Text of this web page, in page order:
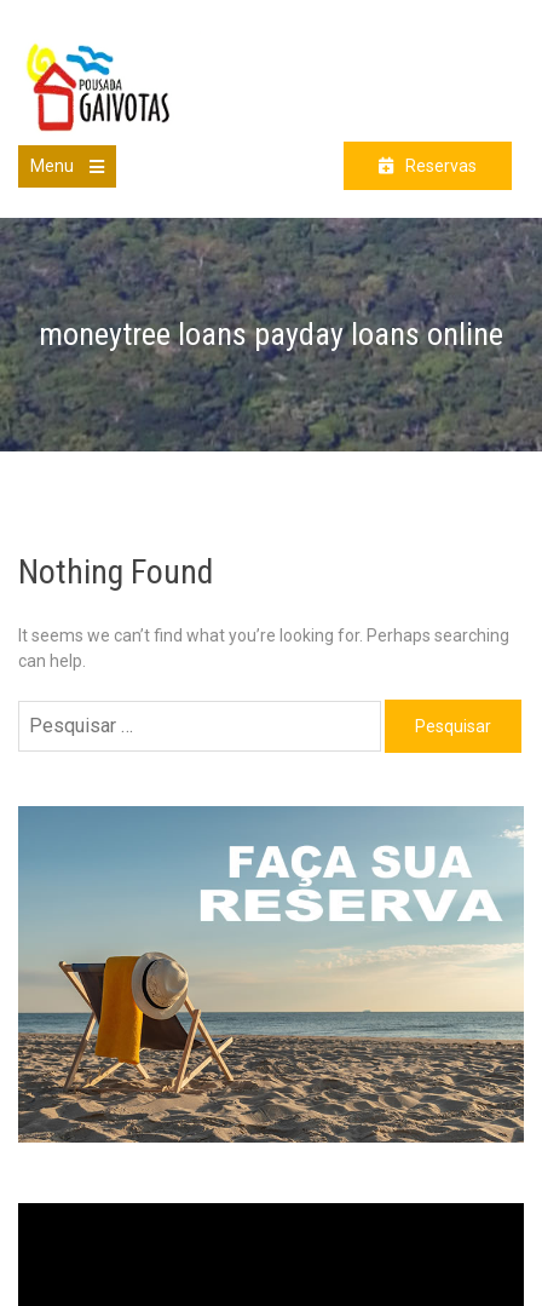
content
Menu
main
menu
Reservas
moneytree loans payday loans online
Nothing Found
It seems we can’t find what you’re looking for. Perhaps searching
can help.
por: